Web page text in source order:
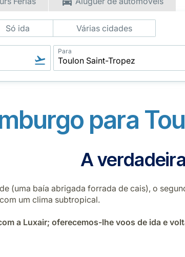
Só ida Várias cidades
Para
para
A
(uma baía abrigada forrada de cais), o
um clima subtropical.
a Luxair; oferecemos-lhe voos de ida e